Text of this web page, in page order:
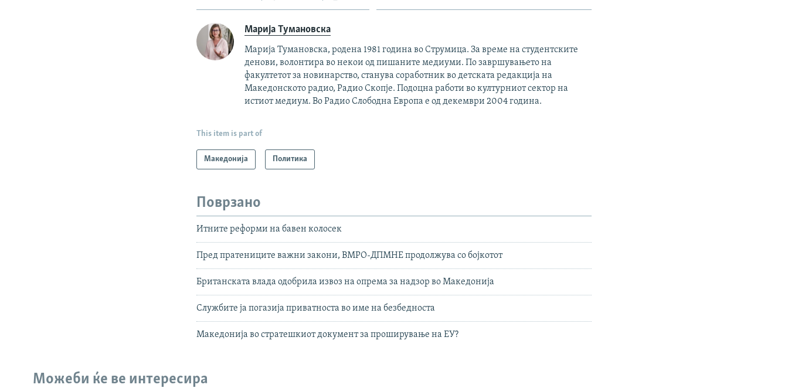
Марија Тумановска
Марија Тумановска, родена 1981 година во Струмица. За време на студентските
денови, волонтира во некои од пишаните медиуми. По завршувањето на
факултетот за новинарство, станува соработник во детската редакција на
Македонското радио, Радио Скопје. Подоцна работи во културниот сектор на
истиот медиум. Во Радио Слободна Европа е од декември 2004 година.
This item is part of
Македонија Политика
Поврзано
Итните реформи на бавен колосек
Пред пратениците важни закони, ВМРО-ДПМНЕ продолжува со бојкотот
Британската влада одобрила извоз на опрема за надзор во Македонија
Службите ја погазија приватноста во име на безбедноста
Македонија во стратешкиот документ за проширување на ЕУ?
Можеби ќе ве интересира